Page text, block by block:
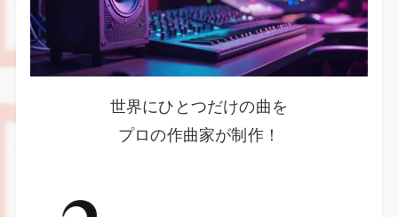
世界にひとつだけの曲を
プロの作曲家が制作！